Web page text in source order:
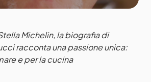
Michelin, la biografia di
racconta una passione unica:
e per la cucina